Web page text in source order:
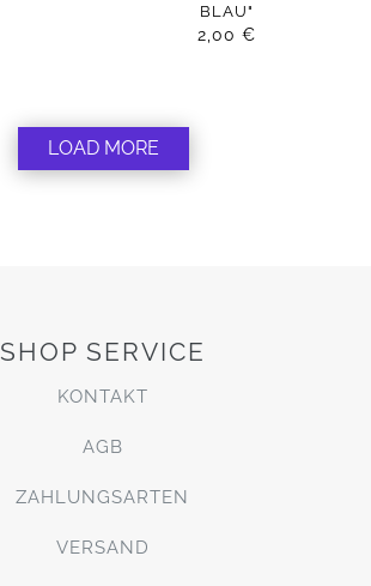
BLAU"
2,00 €
LOAD MORE
SHOP SERVICE
KONTAKT
AGB
ZAHLUNGSARTEN
VERSAND